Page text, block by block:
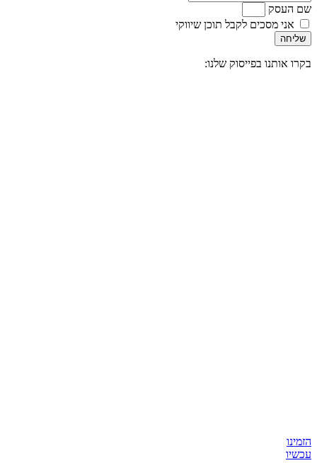
שם העסק
אני מסכים לקבל תוכן שיווקי
שליחה
בקרו אותנו בפייסוק שלנו:
הזמינו
עכשיו